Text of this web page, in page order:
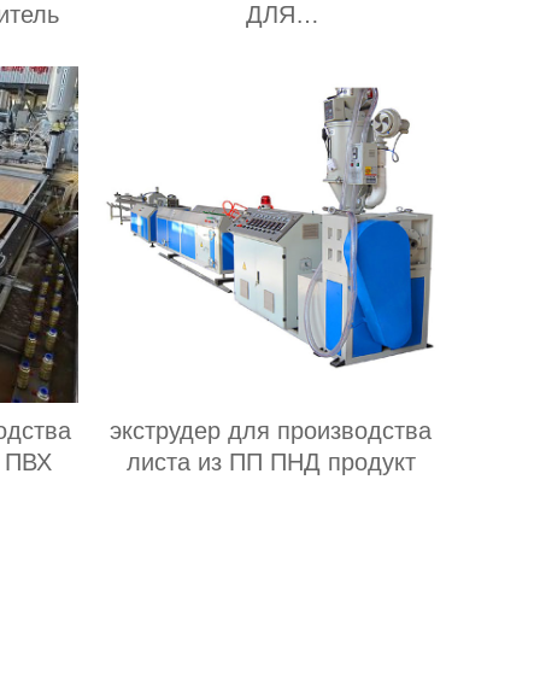
ДЛЯ
ПВХ
экструдер для производства
листа из ПП ПНД продукт